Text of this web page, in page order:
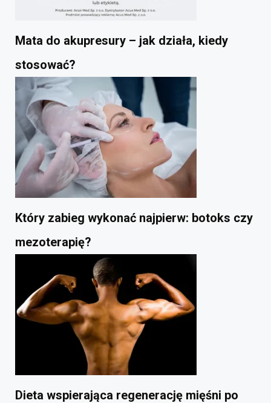
Mata do akupresury – jak działa, kiedy
stosować?
Który zabieg wykonać najpierw: botoks czy
mezoterapię?
Dieta wspierająca regenerację mięśni po